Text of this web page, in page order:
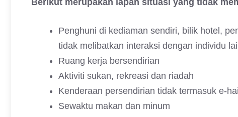
Berikut merupakan lapan situasi yang tidak
Penghuni di kediaman sendiri, bilik hotel,
tidak melibatkan interaksi dengan individu
Ruang kerja bersendirian
Aktiviti sukan, rekreasi dan riadah
Kenderaan persendirian tidak termasuk e-
Sewaktu makan dan minum